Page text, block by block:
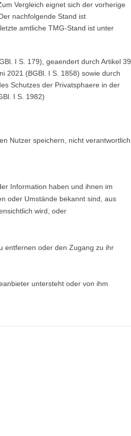
Zum Vergleich eignet sich der vorherige
Der nachfolgende Stand ist
amtliche TMG-Stand ist unter
I S. 179), geaendert durch Artikel 39
2021 (BGBl. I S. 1858) sowie durch
Schutzes der Privatsphaere in der
I S. 1982)
Nutzer speichern, nicht verantwortlich,
Information haben und ihnen im
oder Umstände bekannt sind, aus
wird, oder
entfernen oder den Zugang zu ihr
untersteht oder von ihm